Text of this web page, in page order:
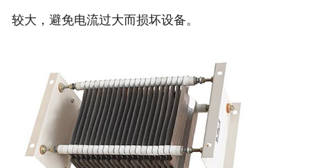
较大，避免电流过大而损坏设备。